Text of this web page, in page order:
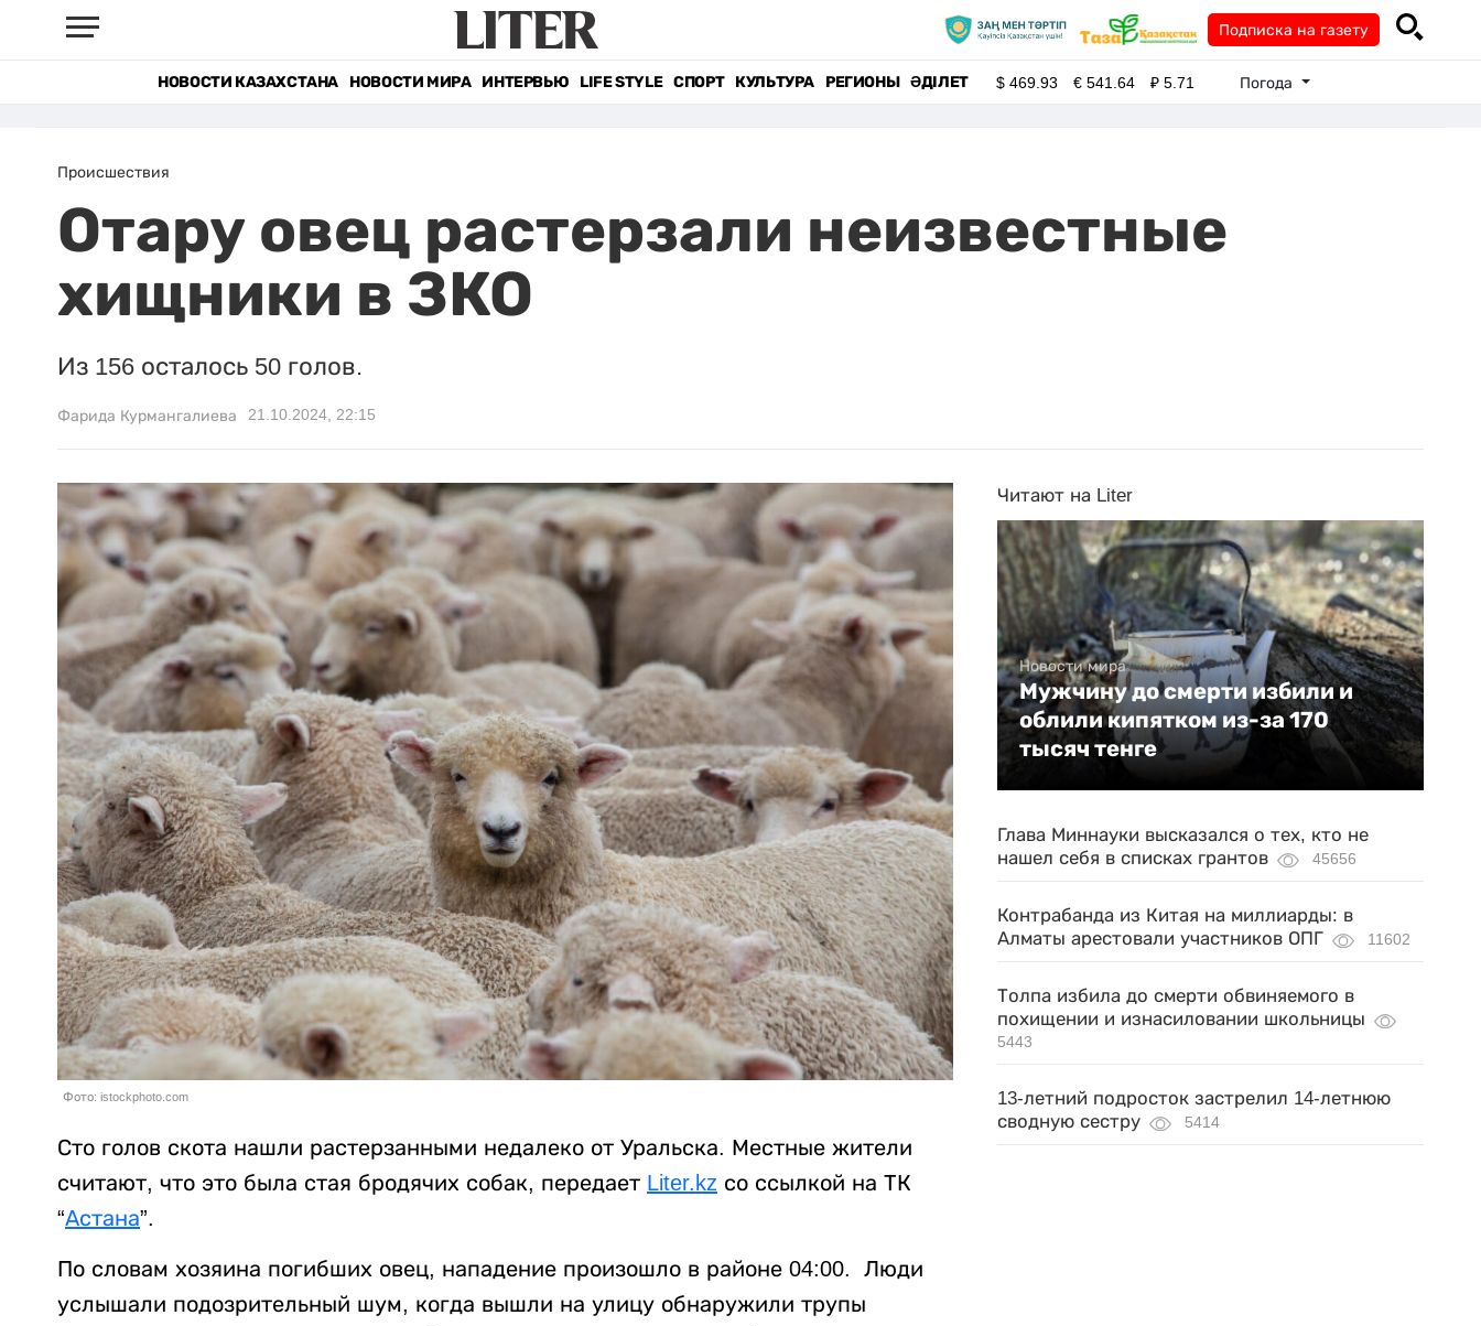
Подписка на газету
НОВОСТИ КАЗАХСТАНА НОВОСТИ МИРА ИНТЕРВЬЮ LIFE STYLE СПОРТ КУЛЬТУРА РЕГИОНЫ ӘДІЛЕТ $469.93 €541.64 ₽5.71 Погода
Происшествия
Отару овец растерзали неизвестные
хищники в ЗКО
Из 156 осталось 50 голов.
Фарида Курмангалиева 21.10.2024, 22:15
Фото: istockphoto.com
Сто голов скота нашли растерзанными недалеко от Уральска. Местные жители
считают, что это была стая бродячих собак, передает Liter.kz со ссылкой на ТК
“Астана”.
По словам хозяина погибших овец, нападение произошло в районе 04:00. Люди
услышали подозрительный шум, когда вышли на улицу обнаружили трупы
Читают на Liter
Новости мира
Мужчину до смерти избили и
облили кипятком из-за 170
тысяч тенге
Глава Миннауки высказался о тех, кто не
нашел себя в списках грантов
45656
Контрабанда из Китая на миллиарды: в
Алматы арестовали участников ОПГ
11602
Толпа избила до смерти обвиняемого в
похищении и изнасиловании школьницы
5443
13-летний подросток застрелил 14-летнюю
сводную сестру
5414